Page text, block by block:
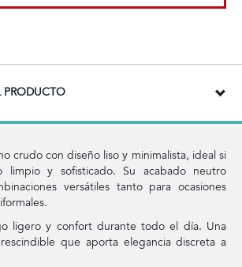
PRODUCTO
crudo con diseño liso y minimalista, ideal si
limpio y sofisticado. Su acabado neutro
versátiles tanto para ocasiones
ligero y confort durante todo el día. Una
que aporta elegancia discreta a